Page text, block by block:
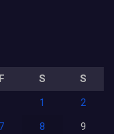
F S
S
1
2
7 8
9